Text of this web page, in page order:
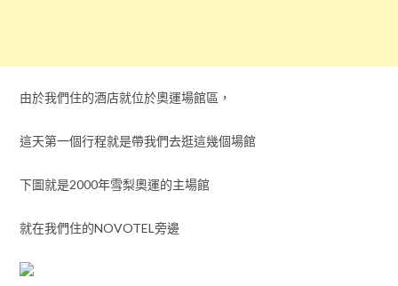
由於我們住的酒店就位於奧運場館區，
這天第一個行程就是帶我們去逛這幾個場館
下圖就是2000年雪梨奧運的主場館
就在我們住的NOVOTEL旁邊